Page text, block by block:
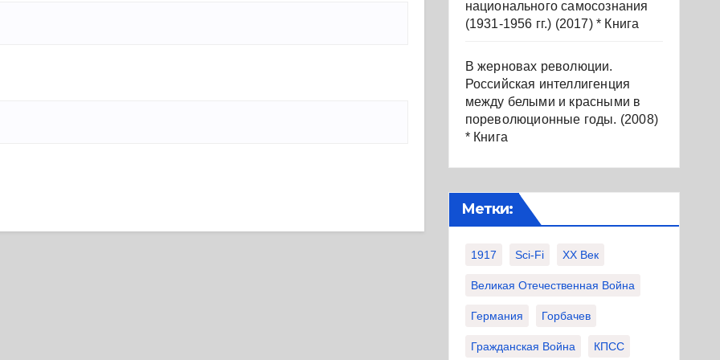
национального самосознания
(1931-1956 гг.) (2017) * Книга
В жерновах революции.
Российская интеллигенция
между белыми и красными в
пореволюционные годы. (2008)
* Книга
Метки:
1917 Sci-Fi XX Век
Великая Отечественная Война
Германия Горбачев
Гражданская Война КПСС